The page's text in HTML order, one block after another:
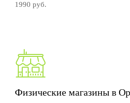
1990 руб.
Физические магазины в